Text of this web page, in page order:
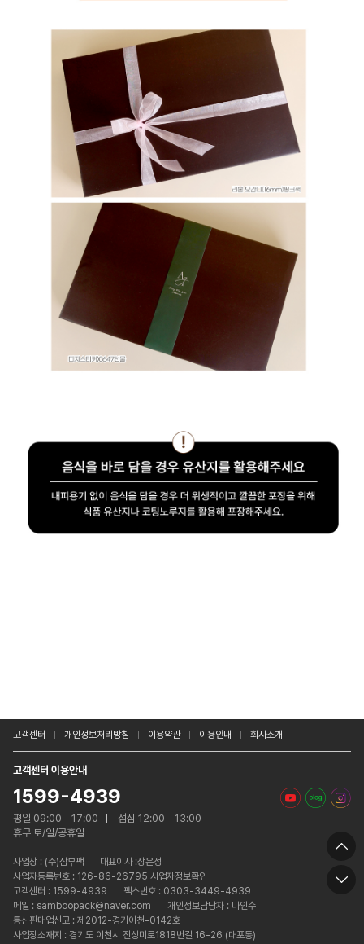
고객센터 개인정보처리방침 이용약관 이용안내 회사소개
고객센터 이용안내
1599-4939
평일 09:00 - 17:00
점심 12:00 - 13:00
휴무 토/일/공휴일
사업장 : (주)삼부팩
대표이사 :장은정
사업자등록번호 : 126-86-26795 사업자정보확인
고객센터 : 1599-4939
팩스번호 : 0303-3449-4939
메일 : samboopack@naver.com
개인정보담당자 : 나인수
통신판매업신고 : 제2012-경기이천-0142호
사업장소재지 : 경기도 이천시 진상미로1818번길 16-26 (대포동)